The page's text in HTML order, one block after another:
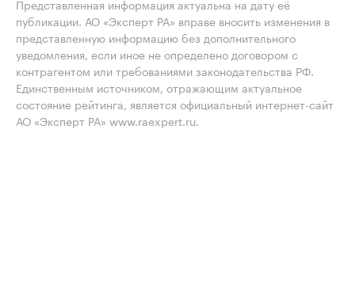
Представленная информация актуальна на дату её
публикации. АО «Эксперт РА» вправе вносить изменения в
представленную информацию без дополнительного
уведомления, если иное не определено договором с
контрагентом или требованиями законодательства РФ.
Единственным источником, отражающим актуальное
состояние рейтинга, является официальный интернет-сайт
АО «Эксперт РА» www.raexpert.ru.